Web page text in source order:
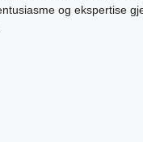
og ekspertise